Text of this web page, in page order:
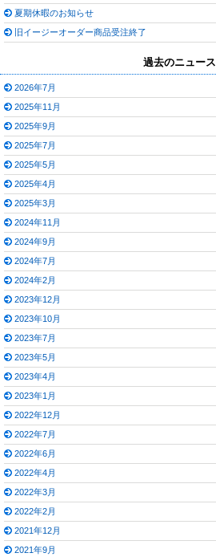
夏期休暇のお知らせ
旧イージーオーダー商品受注終了
過去のニュース
2026年7月
2025年11月
2025年9月
2025年7月
2025年5月
2025年4月
2025年3月
2024年11月
2024年9月
2024年7月
2024年2月
2023年12月
2023年10月
2023年7月
2023年5月
2023年4月
2023年1月
2022年12月
2022年7月
2022年6月
2022年4月
2022年3月
2022年2月
2021年12月
2021年9月